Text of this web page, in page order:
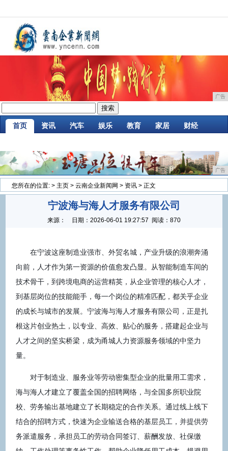
广告
首页 资讯 汽车 娱乐 教育 家居 财经
广告
您所在的位置: > 主页 > 云南企业新闻网 > 资讯 > 正文
宁波海与海人才服务有限公司
来源： 日期： 2026-06-01 19:27:57 阅读：870
在宁波这座制造业强市、外贸名城，产业升级的浪潮奔涌
向前，人才作为第一资源的价值愈发凸显。从智能制造车间的
技术骨干，到跨境电商的运营精英，从企业管理的核心人才，
到基层岗位的技能能手，每一个岗位的精准匹配，都关乎企业
的成长与城市的发展。宁波海与海人才服务有限公司，正是扎
根这片创业热土，以专业、高效、贴心的服务，搭建起企业与
人才之间的坚实桥梁，成为甬城人力资源服务领域的中坚力
量。
对于制造业、服务业等劳动密集型企业的批量用工需求，
海与海人才建立了覆盖全国的招聘网络，与全国多所职业院
校、劳务输出基地建立了长期稳定的合作关系。通过线上线下
结合的招聘方式，快速为企业输送合格的基层员工，并提供劳
务派遣服务，承担员工的劳动合同签订、薪酬发放、社保缴